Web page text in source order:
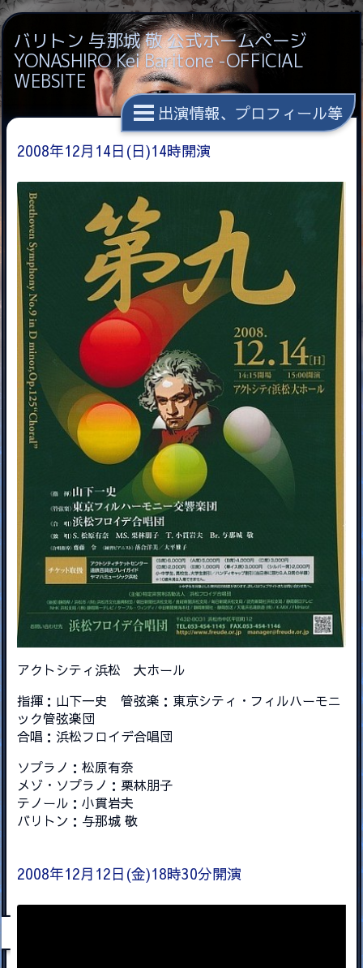
バリトン 与那城 敬 公式ホームページ
YONASHIRO Kei Baritone -OFFICIAL
WEBSITE
出演情報、プロフィール等
2008年12月14日(日)14時開演
アクトシティ浜松 大ホール
指揮：山下一史 管弦楽：東京シティ・フィルハーモニ
ック管弦楽団
合唱：浜松フロイデ合唱団
ソプラノ：松原有奈
メゾ・ソプラノ：栗林朋子
テノール：小貫岩夫
バリトン：与那城 敬
2008年12月12日(金)18時30分開演